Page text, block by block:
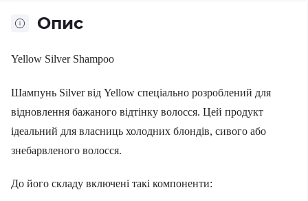
Опис
Yellow Silver Shampoo
Шампунь Silver від Yellow спеціально розроблений для
відновлення бажаного відтінку волосся. Цей продукт
ідеальний для власниць холодних блондів, сивого або
знебарвленого волосся.
До його складу включені такі компоненти: